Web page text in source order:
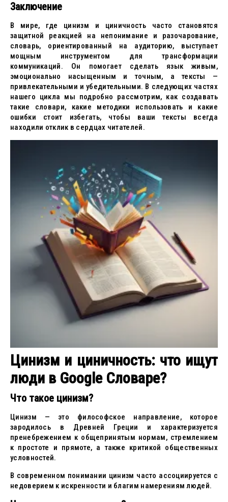
Заключение
В мире, где цинизм и циничность часто становятся
защитной реакцией на непонимание и разочарование,
словарь, ориентированный на аудиторию, выступает
мощным инструментом для трансформации
коммуникаций. Он помогает сделать язык живым,
эмоционально насыщенным и точным, а тексты —
привлекательными и убедительными. В следующих частях
нашего цикла мы подробно рассмотрим, как создавать
такие словари, какие методики использовать и какие
ошибки стоит избегать, чтобы ваши тексты всегда
находили отклик в сердцах читателей.
Цинизм и циничность: что ищут
люди в Google Словаре?
Что такое цинизм?
Цинизм — это философское направление, которое
зародилось в Древней Греции и характеризуется
пренебрежением к общепринятым нормам, стремлением
к простоте и прямоте, а также критикой общественных
условностей.
В современном понимании цинизм часто ассоциируется с
недоверием к искренности и благим намерениям людей.